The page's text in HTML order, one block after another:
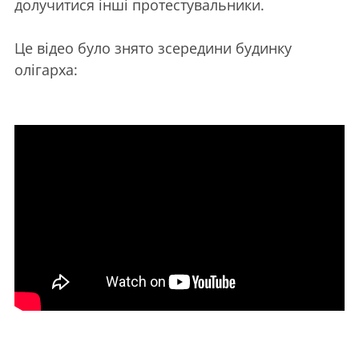
долучитися інші протестувальники.
Це відео було знято зсередини будинку
олігарха: